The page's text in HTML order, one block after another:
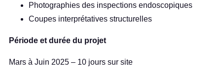
Photographies des inspections endoscopiques
Coupes interprétatives structurelles
Période et durée du projet
Mars à Juin 2025 – 10 jours sur site